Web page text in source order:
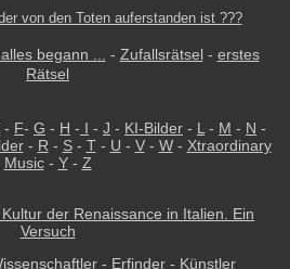
von den Toten auferstanden ist ???
begann ... - Zufallsrätsel- erstes
Rätsel
- F- G - H - I - J - KI-Bilder - L - M - N -
- R - S- T- U - V- W- Xtraordinary
Music- Y- Z
der Renaissance in Italien. Ein
Versuch
- Erfinder - Künstler